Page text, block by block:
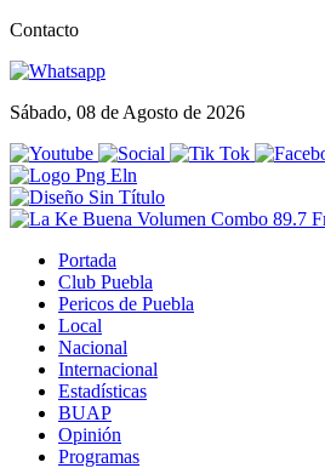
Contacto
Sábado, 08 de Agosto de 2026
Portada
Club Puebla
Pericos de Puebla
Local
Nacional
Internacional
Estadísticas
BUAP
Opinión
Programas